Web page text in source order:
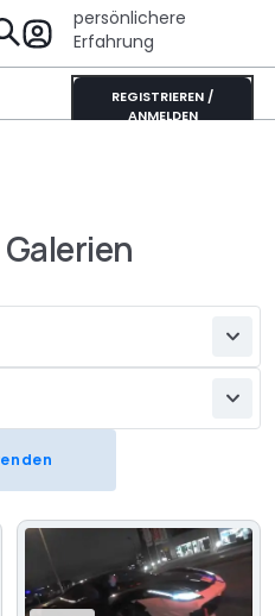
persönlichere
Erfahrung
REGISTRIEREN /
ANMELDEN